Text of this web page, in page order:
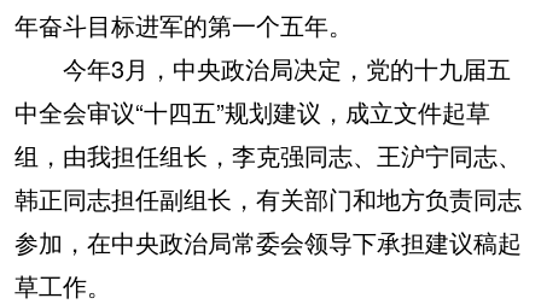
年奋斗目标进军的第一个五年。
今年3月，中央政治局决定，党的十九届五
中全会审议“十四五”规划建议，成立文件起草
组，由我担任组长，李克强同志、王沪宁同志、
韩正同志担任副组长，有关部门和地方负责同志
参加，在中央政治局常委会领导下承担建议稿起
草工作。